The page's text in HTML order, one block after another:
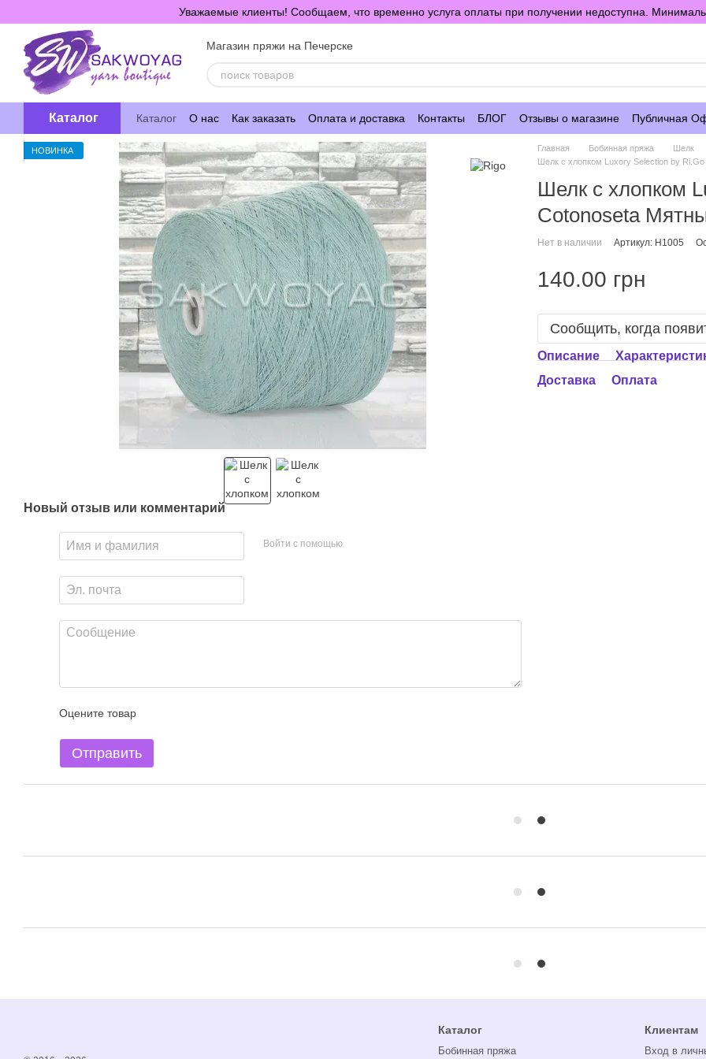
Уважаемые клиенты! Сообщаем, что временно услуга оплаты при получении недоступна.
Магазин пряжи на Печерске
Каталог Каталог О нас Как заказать Оплата и доставка Контакты БЛОГ Отзывы о магазине Публичная
НОВИНКА
Новый отзыв или комментарий
Войти с помощью
Оцените товар
Отправить
Главная Бобинная пряжа
Шелк
Шелк с хлопком Luxory Selection by
Шелк с хлопком
Cotonoseta
Нет в наличии Артикул: H1005
140.00 грн
Сообщить, когда
Описание
Доставка
Оплата
Каталог
Бобинная пряжа
Клиентам
Вход в